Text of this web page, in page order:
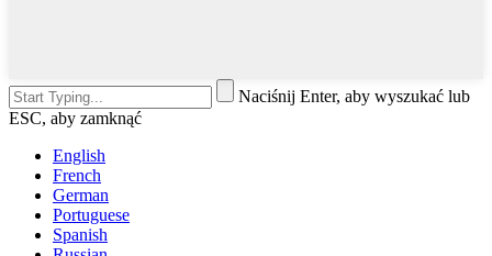
Naciśnij Enter, aby wyszukać lub
ESC, aby zamknąć
English
French
German
Portuguese
Spanish